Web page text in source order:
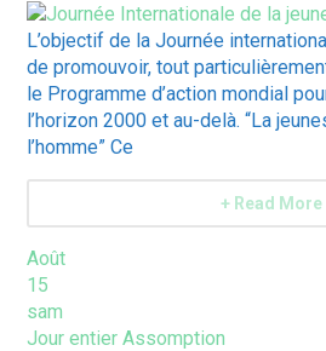
L’objectif de la Journée
de promouvoir, tout
le Programme d’action mondial
l’horizon 2000 et au-delà. “La
l’homme” Ce
+ Read More
Août
15
sam
Jour entierAssomption